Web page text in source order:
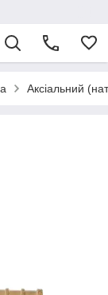
Аксіальний